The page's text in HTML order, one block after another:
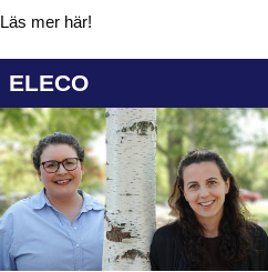
Läs mer här!
ELECO